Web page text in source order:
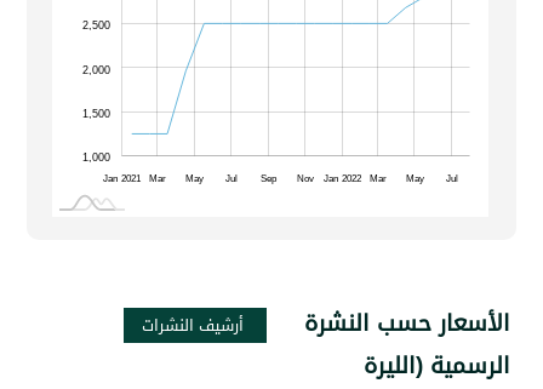
1,200
1,000
2,000
2,500
1,500
Jan 2021 May Jul Sep Nov Jan 2022
حسب النشرة
(الليرة